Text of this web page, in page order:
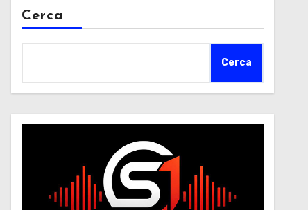
Cerca
Cerca